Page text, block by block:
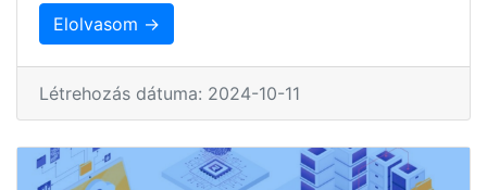
Elolvasom →
Létrehozás dátuma: 2024-10-11